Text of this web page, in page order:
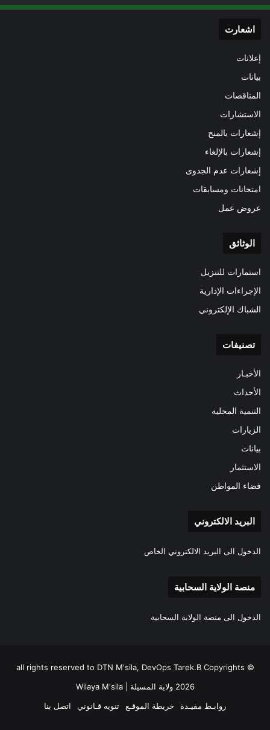
اشعارت
إعلانات
بيانات
المناقصات
الاستشارات
إشعارات بالمنح
إشعارات بالإلغاء
إشعارات عدم الجدوى
امتحانات ومسابقات
عروض عمل
الوثائق
استمارات للتنزيل
الإجراءات الإدارية
الشباك الإلكتروني
تصنيفات
الأخبـار
الأحداث
التنمية المحلية
الزيارات
بيانات
الاستثمار
فضاء المواطن
البريد الالكتروني
الدخول الى البريد الالكتروني الخاص
منصة الولاية السحابية
الدخول الى منصة الولاية السحابية
all rights reserved to DTN M'sila, DevOps Tarek.B Copyrights ©
2026 ولاية المسيلة | Wilaya M'sila
روابـط مفيـدة
خريطة الموقـع تنويه قـانوني اتصل بنا